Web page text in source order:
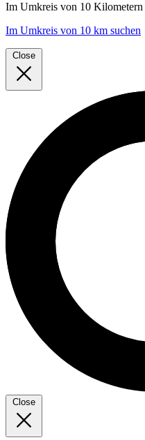
Im Umkreis von 10 Kilometern
Im Umkreis von 10 km suchen
Close
Close